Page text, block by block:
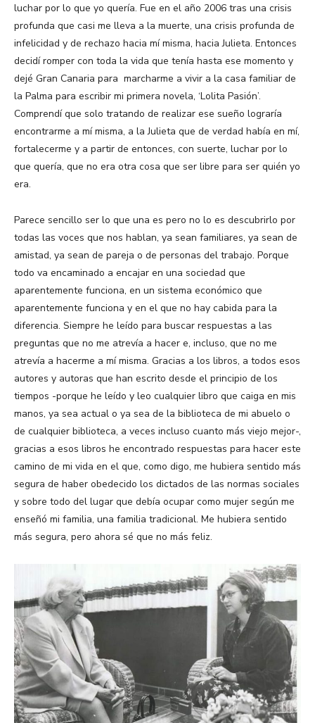
luchar por lo que yo quería. Fue en el año 2006 tras una crisis
profunda que casi me lleva a la muerte, una crisis profunda de
infelicidad y de rechazo hacia mí misma, hacia Julieta. Entonces
decidí romper con toda la vida que tenía hasta ese momento y
dejé Gran Canaria para marcharme a vivir a la casa familiar de
la Palma para escribir mi primera novela, ‘Lolita Pasión’.
Comprendí que solo tratando de realizar ese sueño lograría
encontrarme a mí misma, a la Julieta que de verdad había en mí,
fortalecerme y a partir de entonces, con suerte, luchar por lo
que quería, que no era otra cosa que ser libre para ser quién yo
era.
Parece sencillo ser lo que una es pero no lo es descubrirlo por
todas las voces que nos hablan, ya sean familiares, ya sean de
amistad, ya sean de pareja o de personas del trabajo. Porque
todo va encaminado a encajar en una sociedad que
aparentemente funciona, en un sistema económico que
aparentemente funciona y en el que no hay cabida para la
diferencia. Siempre he leído para buscar respuestas a las
preguntas que no me atrevía a hacer e, incluso, que no me
atrevía a hacerme a mí misma. Gracias a los libros, a todos esos
autores y autoras que han escrito desde el principio de los
tiempos -porque he leído y leo cualquier libro que caiga en mis
manos, ya sea actual o ya sea de la biblioteca de mi abuelo o
de cualquier biblioteca, a veces incluso cuanto más viejo mejor-,
gracias a esos libros he encontrado respuestas para hacer este
camino de mi vida en el que, como digo, me hubiera sentido más
segura de haber obedecido los dictados de las normas sociales
y sobre todo del lugar que debía ocupar como mujer según me
enseñó mi familia, una familia tradicional. Me hubiera sentido
más segura, pero ahora sé que no más feliz.